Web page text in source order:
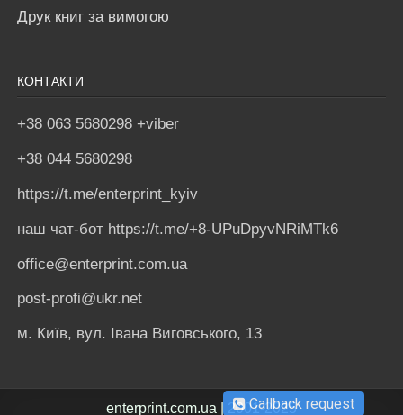
Друк книг за вимогою
КОНТАКТИ
+38 063 5680298 +viber
+38 044 5680298
https://t.me/enterprint_kyiv
наш чат-бот https://t.me/+8-UPuDpyvNRiMTk6
office@enterprint.com.ua
post-profi@ukr.net
м. Київ, вул. Івана Виговського, 13
enterprint.com.ua | 2001-2025Callback request